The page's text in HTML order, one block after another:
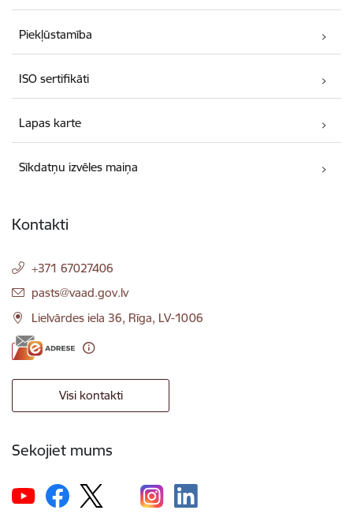
Piekļūstamība
ISO sertifikāti
Lapas karte
Sīkdatņu izvēles maiņa
Kontakti
+371 67027406
E-pasts:
pasts@vaad.gov.lv
Lielvārdes iela 36, Rīga, LV-1006
Visi kontakti
Sekojiet mums